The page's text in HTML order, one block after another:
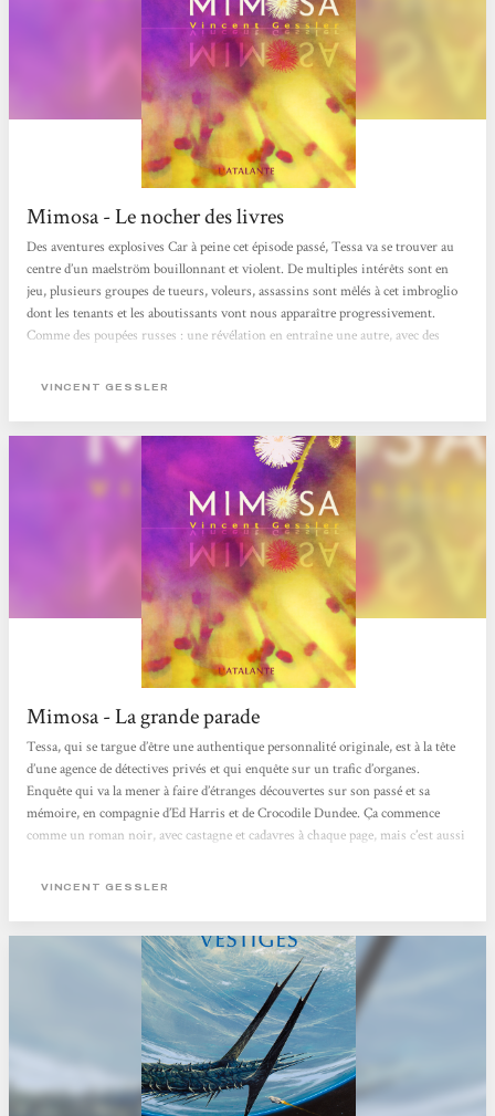
Mimosa - Le nocher des livres
Des aventures explosives Car à peine cet épisode passé, Tessa va se trouver au
centre d’un maelström bouillonnant et violent. De multiples intérêts sont en
jeu, plusieurs groupes de tueurs, voleurs, assassins sont mêlés à cet imbroglio
dont les tenants et les aboutissants vont nous apparaître progressivement.
Comme des poupées russes : une révélation en entraîne une autre, avec des
en tombe un certain nombre. Je n’en dirai pas plus pour ne pas déflorer
VINCENT GESSLER
Mimosa - La grande parade
Tessa, qui se targue d’être une authentique personnalité originale, est à la tête
d’une agence de détectives privés et qui enquête sur un trafic d’organes.
Enquête qui va la mener à faire d’étranges découvertes sur son passé et sa
mémoire, en compagnie d’Ed Harris et de Crocodile Dundee. Ça commence
comme un roman noir, avec castagne et cadavres à chaque page, mais c’est aussi
savent pas toujours qu’ils en sont, et de Tessa, qui se veut unique. Roman...
VINCENT GESSLER